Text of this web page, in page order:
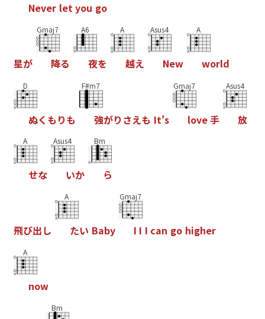
Never let you go
星が
Gmaj7
降る
A6
夜を
A
越え
Asus4
New
A
world
D
ぬく もりも
F#m7
強がり さえも It's
Gmaj7
love手
Asus4
放
A
せな
Asus4
いか
Bm
ら
飛び出し
A
たい Baby
Gmaj7
I I I can go higher
A
now
Bm